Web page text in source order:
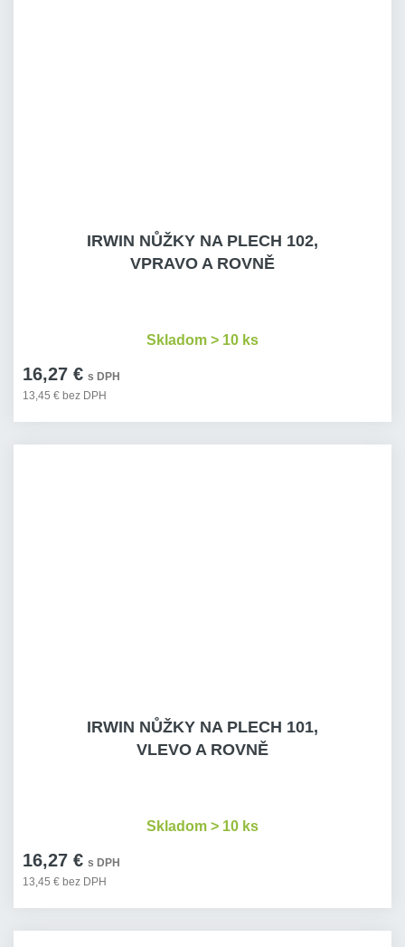
IRWIN NŮŽKY NA PLECH 102,
VPRAVO A ROVNĚ
16,27 € s DPH
13,45 € bez DPH
Skladom > 10 ks
IRWIN NŮŽKY NA PLECH 101,
VLEVO A ROVNĚ
16,27 € s DPH
13,45 € bez DPH
Skladom > 10 ks